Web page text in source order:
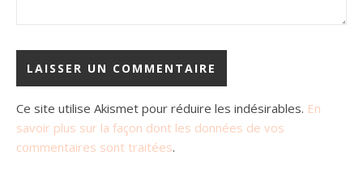
Ce site utilise Akismet pour réduire les indésirables. En
savoir plus sur la façon dont les données de vos
commentaires sont traitées.